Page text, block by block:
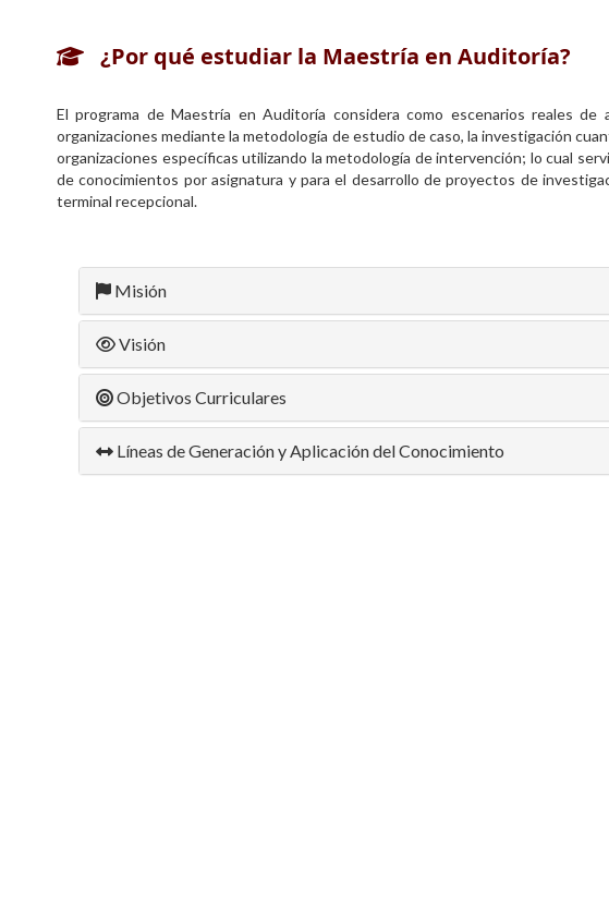
¿Por qué estudiar la Maestría en Auditoría?
El programa de Maestría en Auditoría considera como escenarios reales de
organizaciones mediante la metodología de estudio de caso, la investigación
organizaciones específicas utilizando la metodología de intervención; lo cual
de conocimientos por asignatura y para el desarrollo de proyectos de
terminal recepcional.
Misión
Visión
Objetivos Curriculares
Líneas de Generación y Aplicación del Conocimiento